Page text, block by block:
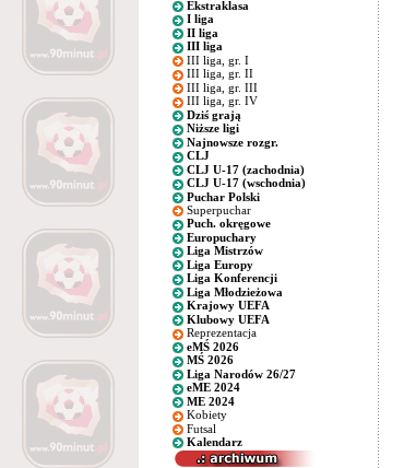
Ekstraklasa
I liga
II liga
III liga
III liga, gr. I
III liga, gr. II
III liga, gr. III
III liga, gr. IV
Dziś grają
Niższe ligi
Najnowsze rozgr.
CLJ
CLJ U-17 (zachodnia)
CLJ U-17 (wschodnia)
Puchar Polski
Superpuchar
Puch. okręgowe
Europuchary
Liga Mistrzów
Liga Europy
Liga Konferencji
Liga Młodzieżowa
Krajowy UEFA
Klubowy UEFA
Reprezentacja
eMŚ 2026
MŚ 2026
Liga Narodów 26/27
eME 2024
ME 2024
Kobiety
Futsal
Kalendarz